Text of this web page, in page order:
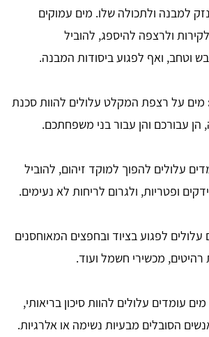
למבנה ולתכולה שלו. מים עמוקים
ולרצפה להיספג, להוביל
וטחב, ואף לפגוע ביסודות המבנה.
מים על רצפת המקלט עלולים להוות סכנת
עבורכם והן עבור בני משפחתכם.
עלולים להפוך למוקד זיהום, להוביל
ופטריות, ולגרום לריחות לא נעימים.
עלולים לפגוע בציוד ובחפצים המאוחסנים
מכשירי חשמל ועוד.
מים עומדים עלולים להוות סיכון בריאותי,
הסובלים מבעיות נשימה או אלרגיות.